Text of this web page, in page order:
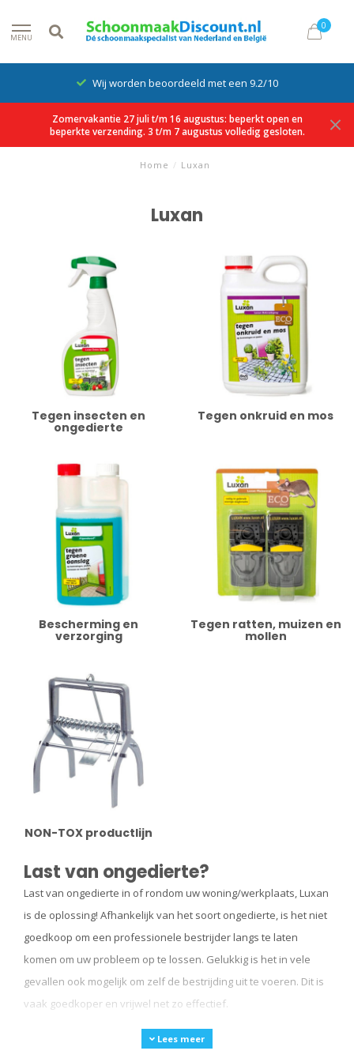
MENU
0
Wij worden beoordeeld met een 9.2/10
Zomervakantie 27 juli t/m 16 augustus: beperkt open en
beperkte verzending. 3 t/m 7 augustus volledig gesloten.
Home / Luxan
Luxan
Tegen insecten en
ongedierte
Tegen onkruid en mos
Bescherming en
verzorging
Tegen ratten, muizen en
mollen
NON-TOX productlijn
Last van ongedierte?
Last van ongedierte in of rondom uw woning/werkplaats, Luxan
is de oplossing! Afhankelijk van het soort ongedierte, is het niet
goedkoop om een professionele bestrijder langs te laten
komen om uw probleem op te lossen. Gelukkig is het in vele
gevallen ook mogelijk om zelf de bestrijding uit te voeren. Dit is
vaak goedkoper en vrijwel net zo effectief.
Lees meer